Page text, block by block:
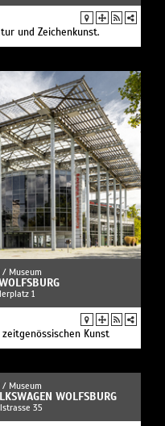
und Zeichenkunst.
/ Museum
1
Kunst
/ Museum
WOLFSBURG
35